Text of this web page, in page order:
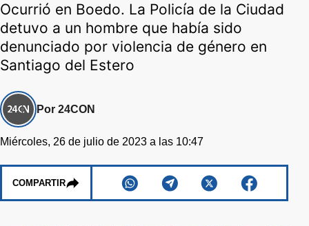
Ocurrió en Boedo. La Policía de la Ciudad
detuvo a un hombre que había sido
denunciado por violencia de género en
Santiago del Estero
Por 24CON
Miércoles, 26 de julio de 2023 a las 10:47
COMPARTIR